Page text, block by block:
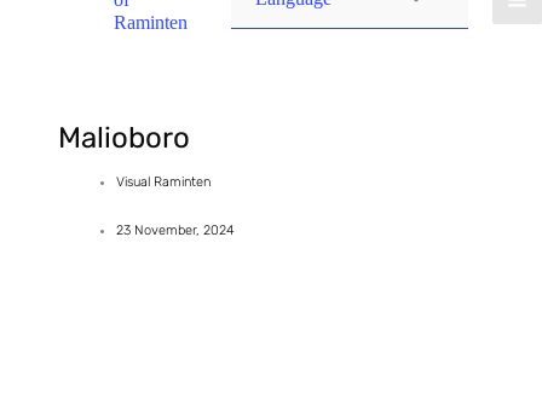
Raminten
Malioboro
Visual Raminten
23 November, 2024